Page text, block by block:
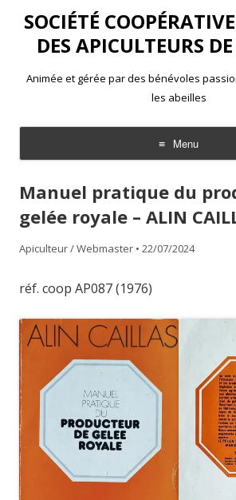
SOCIÉTÉ
DES APICULTEURS
Animée et gérée par des bénévoles
les abeilles
Menu
Aller
contenu
Manuel pratique du
gelée royale – ALIN
Apiculteur / Webmaster • 22/07/2024
réf. coop AP087 (1976)